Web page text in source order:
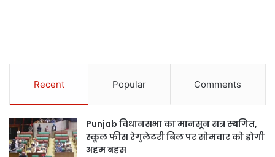
Recent Popular Comments
Punjab विधानसभा का मानसून सत्र स्थगित,
स्कूल फीस रेगुलेटरी बिल पर सोमवार को होगी
अहम बहस